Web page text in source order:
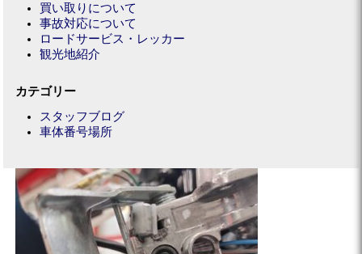
買い取りについて
事故対応について
ロードサービス・レッカー
観光地紹介
カテゴリー
スタッフブログ
車体番号場所